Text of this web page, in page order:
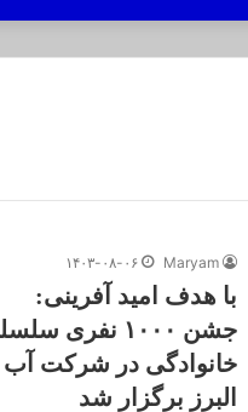
Maryam ۱۴۰۳-۰۸-۰۶
با هدف امید آفرینی:
جشن ۱۰۰۰ نفری
خانوادگی در شرکت آب
البرز برگزار شد